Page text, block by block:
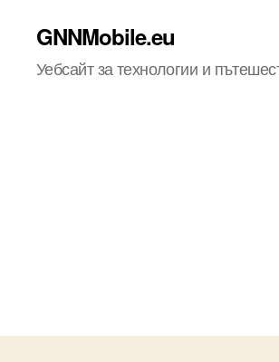
GNNMobile.eu
Уебсайт за технологии и